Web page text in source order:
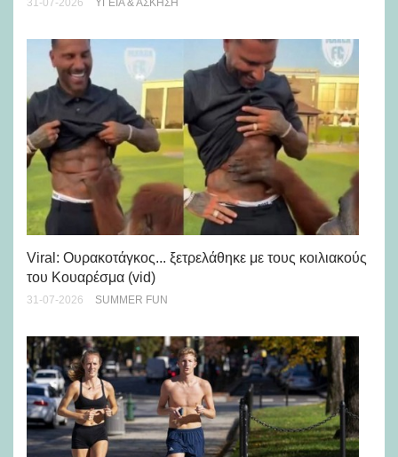
31-07-2026 ΥΓΕΊΑ & ΆΣΚΗΣΗ
Viral: Ουρακοτάγκος... ξετρελάθηκε με τους κοιλιακούς
του Κουαρέσμα (vid)
31-07-2026 SUMMER FUN